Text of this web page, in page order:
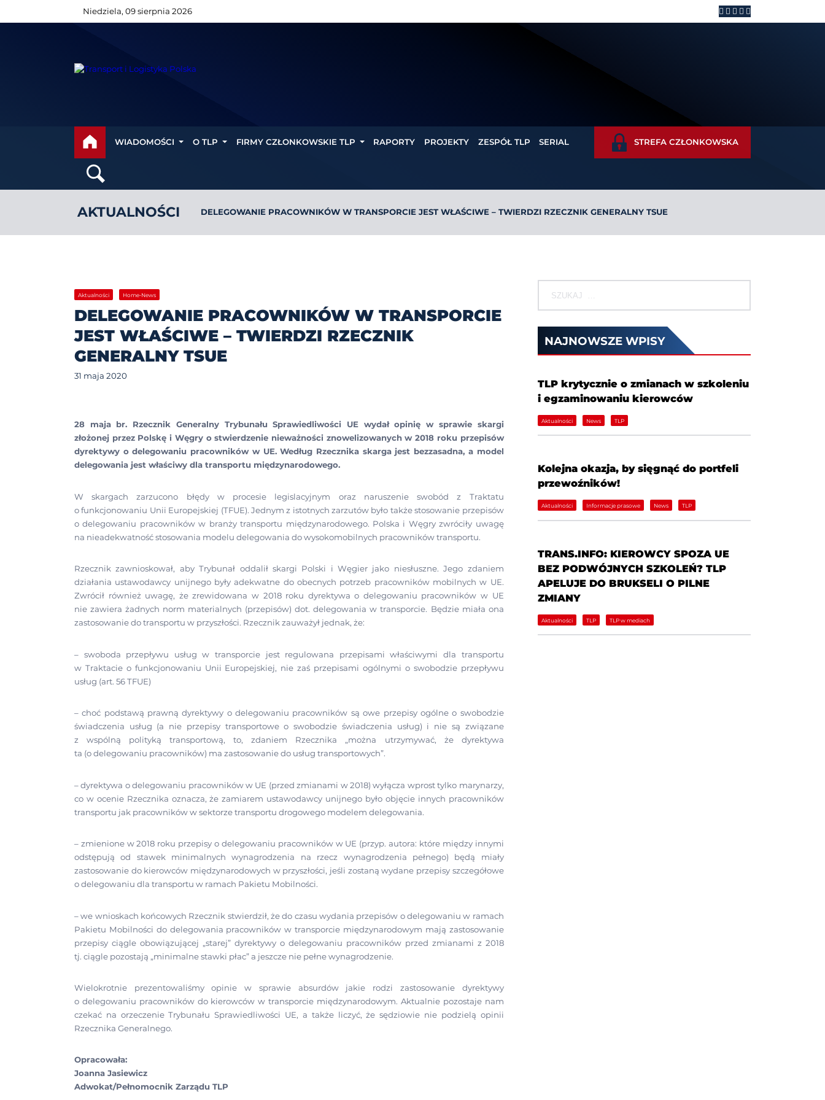
Niedziela, 09 sierpnia 2026
WIADOMOŚCI O TLP FIRMY CZŁONKOWSKIE TLP RAPORTY PROJEKTY ZESPÓŁ TLP SERIAL STREFA CZŁONKOWSKA
AKTUALNOŚCI DELEGOWANIE PRACOWNIKÓW W TRANSPORCIE JEST WŁAŚCIWE – TWIERDZI RZECZNIK GENERALNY TSUE
Aktualności Home-News
DELEGOWANIE PRACOWNIKÓW W TRANSPORCIE
JEST WŁAŚCIWE – TWIERDZI RZECZNIK
GENERALNY TSUE
31 maja 2020
28 maja br. Rzecznik Generalny Trybunału Sprawiedliwości UE wydał opinię w sprawie skargi
złożonej przez Polskę i Węgry o stwierdzenie nieważności znowelizowanych w 2018 roku przepisów
dyrektywy o delegowaniu pracowników w UE. Według Rzecznika skarga jest bezzasadna, a model
delegowania jest właściwy dla transportu międzynarodowego.
W skargach zarzucono błędy w procesie legislacyjnym oraz naruszenie swobód z Traktatu
o funkcjonowaniu Unii Europejskiej (TFUE). Jednym z istotnych zarzutów było także stosowanie przepisów
o delegowaniu pracowników w branży transportu międzynarodowego. Polska i Węgry zwróciły uwagę
na nieadekwatność stosowania modelu delegowania do wysokomobilnych pracowników transportu.
Rzecznik zawnioskował, aby Trybunał oddalił skargi Polski i Węgier jako niesłuszne. Jego zdaniem
działania ustawodawcy unijnego były adekwatne do obecnych potrzeb pracowników mobilnych w UE.
Zwrócił również uwagę, że zrewidowana w 2018 roku dyrektywa o delegowaniu pracowników w UE
nie zawiera żadnych norm materialnych (przepisów) dot. delegowania w transporcie. Będzie miała ona
zastosowanie do transportu w przyszłości. Rzecznik zauważył jednak, że:
– swoboda przepływu usług w transporcie jest regulowana przepisami właściwymi dla transportu
w Traktacie o funkcjonowaniu Unii Europejskiej, nie zaś przepisami ogólnymi o swobodzie przepływu
usług (art. 56 TFUE)
– choć podstawą prawną dyrektywy o delegowaniu pracowników są owe przepisy ogólne o swobodzie
świadczenia usług (a nie przepisy transportowe o swobodzie świadczenia usług) i nie są związane
z wspólną polityką transportową, to, zdaniem Rzecznika „można utrzymywać, że dyrektywa
ta (o delegowaniu pracowników) ma zastosowanie do usług transportowych”.
– dyrektywa o delegowaniu pracowników w UE (przed zmianami w 2018) wyłącza wprost tylko marynarzy,
co w ocenie Rzecznika oznacza, że zamiarem ustawodawcy unijnego było objęcie innych pracowników
transportu jak pracowników w sektorze transportu drogowego modelem delegowania.
– zmienione w 2018 roku przepisy o delegowaniu pracowników w UE (przyp. autora: które między innymi
odstępują od stawek minimalnych wynagrodzenia na rzecz wynagrodzenia pełnego) będą miały
zastosowanie do kierowców międzynarodowych w przyszłości, jeśli zostaną wydane przepisy szczegółowe
o delegowaniu dla transportu w ramach Pakietu Mobilności.
– we wnioskach końcowych Rzecznik stwierdził, że do czasu wydania przepisów o delegowaniu w ramach
Pakietu Mobilności do delegowania pracowników w transporcie międzynarodowym mają zastosowanie
przepisy ciągle obowiązującej „starej” dyrektywy o delegowaniu pracowników przed zmianami z 2018
tj. ciągle pozostają „minimalne stawki płac” a jeszcze nie pełne wynagrodzenie.
Wielokrotnie prezentowaliśmy opinie w sprawie absurdów jakie rodzi zastosowanie dyrektywy
o delegowaniu pracowników do kierowców w transporcie międzynarodowym. Aktualnie pozostaje nam
czekać na orzeczenie Trybunału Sprawiedliwości UE, a także liczyć, że sędziowie nie podzielą opinii
Rzecznika Generalnego.
Opracowała:
Joanna Jasiewicz
Adwokat/Pełnomocnik Zarządu TLP
NAJNOWSZE WPISY
TLP krytycznie o zmianach w szkoleniu
i egzaminowaniu kierowców
Aktualności News TLP
Kolejna okazja, by sięgnąć do portfeli
przewoźników!
Aktualności Informacje prasowe News TLP
TRANS.INFO: KIEROWCY SPOZA UE
BEZ PODWÓJNYCH SZKOLEŃ? TLP
APELUJE DO BRUKSELI O PILNE
ZMIANY
Aktualności TLP TLP w mediach